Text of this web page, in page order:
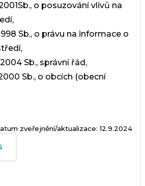
o posuzování vlivů na
Sb., o právu na informace o
Sb., správní řád,
Sb., o obcích (obecní
zveřejnění/aktualizace: 12.9.2024